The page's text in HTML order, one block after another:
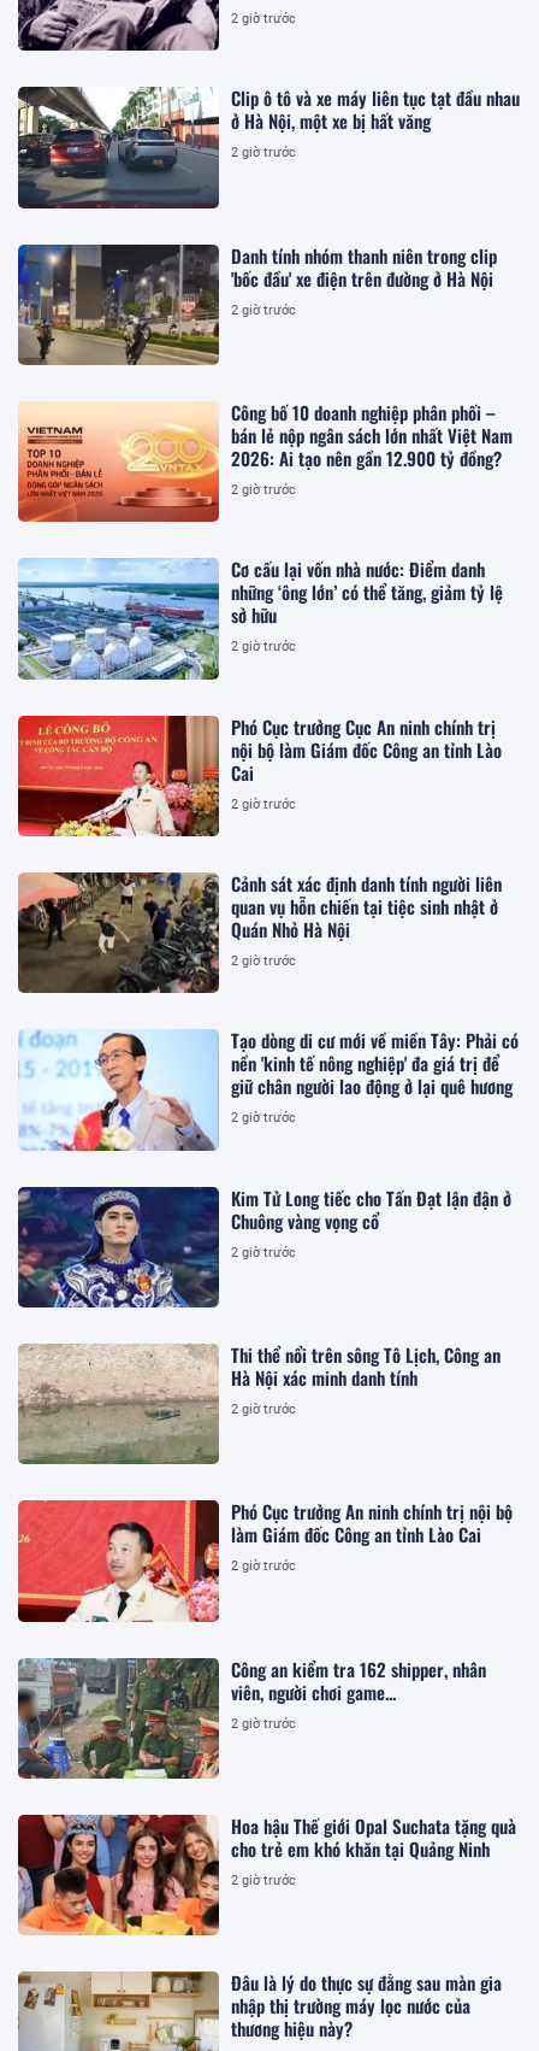
2 giờ trước
Clip ô tô và xe máy liên tục tạt đầu nhau
ở Hà Nội, một xe bị hất văng
2 giờ trước
Danh tính nhóm thanh niên trong clip
'bốc đầu' xe điện trên đường ở Hà Nội
2 giờ trước
Công bố 10 doanh nghiệp phân phối –
bán lẻ nộp ngân sách lớn nhất Việt Nam
2026: Ai tạo nên gần 12.900 tỷ đồng?
2 giờ trước
Cơ cấu lại vốn nhà nước: Điểm danh
những ‘ông lớn’ có thể tăng, giảm tỷ lệ
sở hữu
2 giờ trước
Phó Cục trưởng Cục An ninh chính trị
nội bộ làm Giám đốc Công an tỉnh Lào
Cai
2 giờ trước
Cảnh sát xác định danh tính người liên
quan vụ hỗn chiến tại tiệc sinh nhật ở
Quán Nhỏ Hà Nội
2 giờ trước
Tạo dòng di cư mới về miền Tây: Phải có
nền 'kinh tế nông nghiệp' đa giá trị để
giữ chân người lao động ở lại quê hương
2 giờ trước
Kim Tử Long tiếc cho Tấn Đạt lận đận ở
Chuông vàng vọng cổ
2 giờ trước
Thi thể nổi trên sông Tô Lịch, Công an
Hà Nội xác minh danh tính
2 giờ trước
Phó Cục trưởng An ninh chính trị nội bộ
làm Giám đốc Công an tỉnh Lào Cai
2 giờ trước
Công an kiểm tra 162 shipper, nhân
viên, người chơi game...
2 giờ trước
Hoa hậu Thế giới Opal Suchata tặng quà
cho trẻ em khó khăn tại Quảng Ninh
2 giờ trước
Đâu là lý do thực sự đằng sau màn gia
nhập thị trường máy lọc nước của
thương hiệu này?